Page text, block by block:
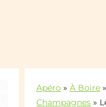
Apéro » À Boire »
Champagnes »